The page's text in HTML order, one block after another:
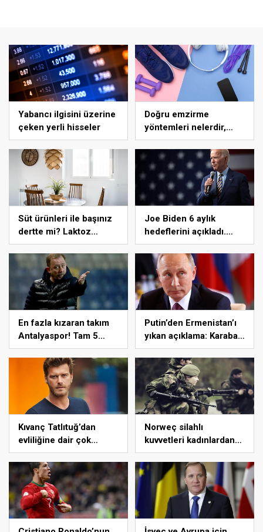
Yabancı ilgisini üzerine
çeken yerli hisseler
Doğru emzirme
yöntemleri nelerdir,
sütün yettiği nasıl
anlaşılır?
Süt ürünleri ile başınız
dertte mi? Laktoz
İntoleransına sahip
olabilirsiniz!
Joe Biden 6 aylık
hedeflerini açıkladı.
Senato buz gibi…
En fazla kızaran takım
Antalyaspor! Tam 5
futbolcu….
Putin’den Ermenistan’ı
yıkan açıklama: Karabağ
Azerbaycan’ın ayrılmaz
bir parçasıdır!
Kıvanç Tatlıtuğ’dan
evliliğine dair çok
çarpıcı röportaj.
Norweç silahlı
kuvvetleri kadınlardan
oluşan özel kuvvetler
eğitimlerini başlattı.